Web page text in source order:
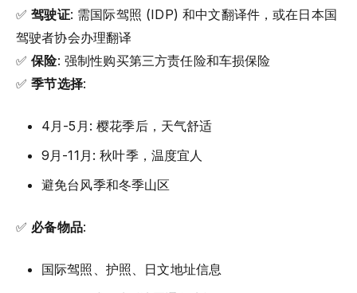
✅驾驶证: 需国际驾照 (IDP) 和中文翻译件，或在日本国
驾驶者协会办理翻译
✅保险: 强制性购买第三方责任险和车损保险
✅季节选择:
4月-5月: 樱花季后，天气舒适
9月-11月: 秋叶季，温度宜人
避免台风季和冬季山区
✅ 必备物品:
国际驾照、护照、日文地址信息